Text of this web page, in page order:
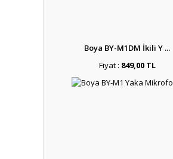
Boya BY-M1DM İkili Y ...
Fiyat : 849,00 TL